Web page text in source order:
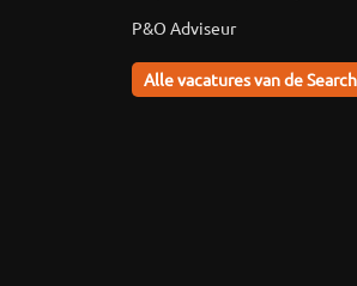
P&O Adviseur
Alle vacatures van de